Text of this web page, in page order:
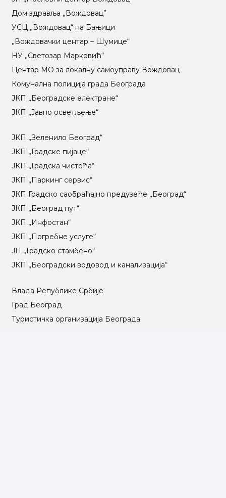
Дом здравља „Вождовац”
УСЦ „Вождовац“ на Бањици
„Вождовачки центар – Шумице“
НУ „Светозар Марковић“
Центар МO за локалну самоуправу Вождовац
Комунална полиција града Београда
ЈКП „Београдске електране“
ЈКП „Јавно осветљење“
ЈКП „Зеленило Београд“
ЈКП „Градске пијаце“
ЈКП „Градска чистоћа“
ЈКП „Паркинг сервис“
ЈКП Градско саобраћајно предузеће „Београд“
ЈКП „Београд пут“
ЈКП „Инфостан“
ЈКП „Погребне услуге“
ЈП „Градско стамбено“
ЈКП „Београдски водовод и канализација“
Влада Републике Србије
Град Београд
Туристичка организација Београда